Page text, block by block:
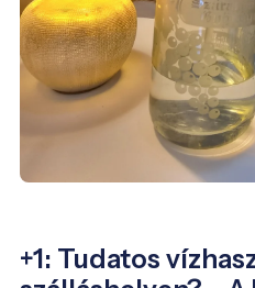
+1: Tudatos